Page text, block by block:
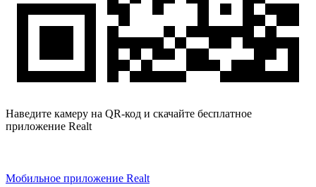
Наведите камеру на QR-код и скачайте бесплатное
приложение Realt
Мобильное приложение Realt